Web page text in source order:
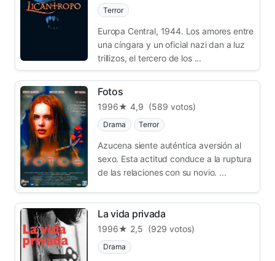
Terror
Europa Central, 1944. Los amores entre
una cíngara y un oficial nazi dan a luz
trillizos, el tercero de los ...
Fotos
1996★ 4,9 (589 votos)
Drama Terror
Azucena siente auténtica aversión al
sexo. Esta actitud conduce a la ruptura
de las relaciones con su novio. ...
La vida privada
1996★ 2,5 (929 votos)
Drama